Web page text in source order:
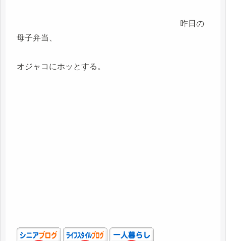
昨日の
母子弁当、
オジャコにホッとする。